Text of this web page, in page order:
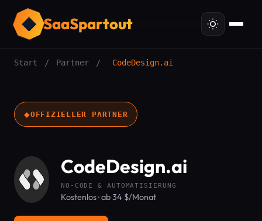
SaaSpartout
Start / Partner / CodeDesign.ai
◆OFFIZIELLER PARTNER
CodeDesign.ai
NO-CODE & AUTOMATISIERUNG
Kostenlos · ab 34 $/Monat